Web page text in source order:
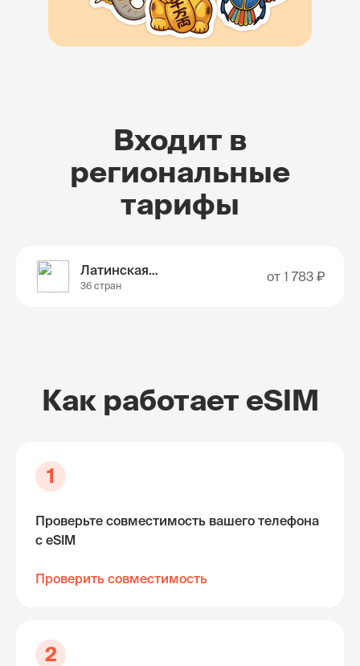
Входит в
региональные
тарифы
Латинская Америка
36 стран
от 1 783 ₽
Как работает eSIM
1
Проверьте совместимость вашего телефона
с eSIM
Проверить совместимость
2